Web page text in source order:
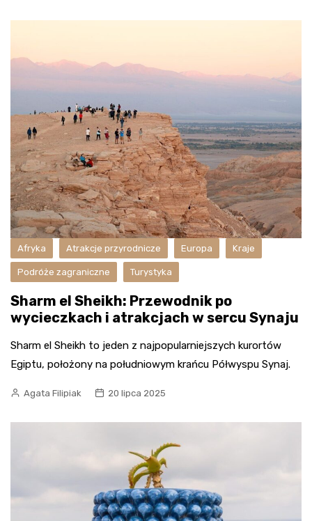
Afryka Atrakcje przyrodnicze Europa Kraje
Podróże zagraniczne Turystyka
Sharm el Sheikh: Przewodnik po
wycieczkach i atrakcjach w sercu Synaju
Sharm el Sheikh to jeden z najpopularniejszych kurortów
Egiptu, położony na południowym krańcu Półwyspu Synaj.
Agata Filipiak 20 lipca 2025